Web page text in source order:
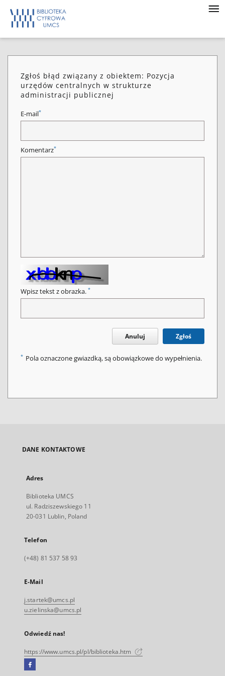
Zgłoś błąd związany z obiektem: Pozycja
urzędów centralnych w strukturze
administracji publicznej
E-mail*
Komentarz*
Wpisz tekst z obrazka. *
Anuluj Zgłoś
* Pola oznaczone gwiazdką, są obowiązkowe do wypełnienia.
DANE KONTAKTOWE
Adres
Biblioteka UMCS
ul. Radziszewskiego 11
20-031 Lublin, Poland
Telefon
(+48) 81 537 58 93
E-Mail
j.startek@umcs.pl
u.zielinska@umcs.pl
Odwiedź nas!
https://www.umcs.pl/pl/biblioteka.htm
Facebook